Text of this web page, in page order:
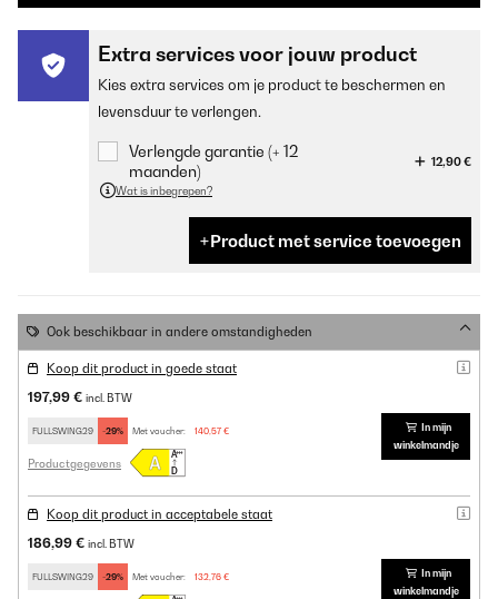
Extra services voor jouw product
Kies extra services om je product te beschermen en
levensduur te verlengen.
Verlengde garantie (+ 12
maanden)
12,90 €
Wat is inbegrepen?
Product met service toevoegen
Ook beschikbaar in andere omstandigheden
Koop dit product in goede staat
197,99 € incl. BTW
FULLSWING29 -29% Met voucher: 140,57 €
Productgegevens
In mijn
winkelmandje
Koop dit product in acceptabele staat
186,99 € incl. BTW
FULLSWING29 -29% Met voucher: 132,76 €
In mijn
winkelmandje